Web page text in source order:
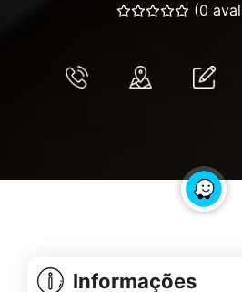
(0
Informações